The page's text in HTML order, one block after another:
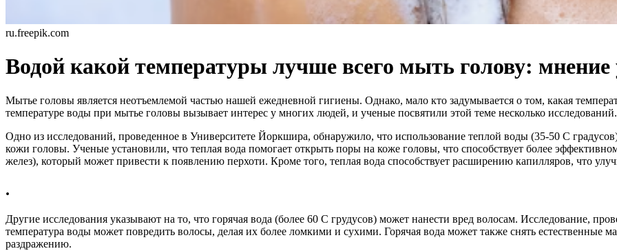
ru.freepik.com
Водой какой температуры лучше всего мыть голову:
Мытье головы является неотъемлемой частью нашей ежедневной гигиены. Однако, мало кто задумывается о том, какая
температуре воды при мытье головы вызывает интерес у многих людей, и ученые посвятили этой теме несколько исследований.
Одно из исследований, проведенное в Университете Йоркшира, обнаружило, что использование теплой воды (35-50 C
кожи головы. Ученые установили, что теплая вода помогает открыть поры на коже головы, что способствует более
желез), который может привести к появлению перхоти. Кроме того, теплая вода способствует расширению капилляров, что
.
Другие исследования указывают на то, что горячая вода (более 60 С грудусов) может нанести вред волосам. Исследование,
температура воды может повредить волосы, делая их более ломкими и сухими. Горячая вода может также снять
раздражению.